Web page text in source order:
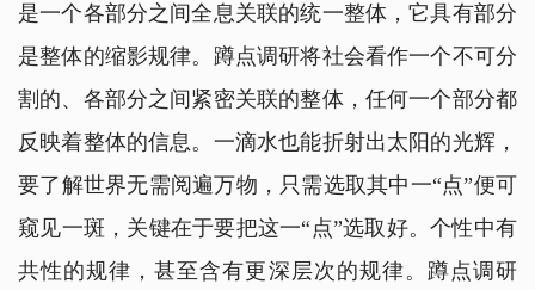
是一个各部分之间全息关联的统一整体，它具有部分
是整体的缩影规律。蹲点调研将社会看作一个不可分
割的、各部分之间紧密关联的整体，任何一个部分都
反映着整体的信息。一滴水也能折射出太阳的光辉，
要了解世界无需阅遍万物，只需选取其中一“点”便可
窥见一斑，关键在于要把这一“点”选取好。个性中有
共性的规律，甚至含有更深层次的规律。蹲点调研